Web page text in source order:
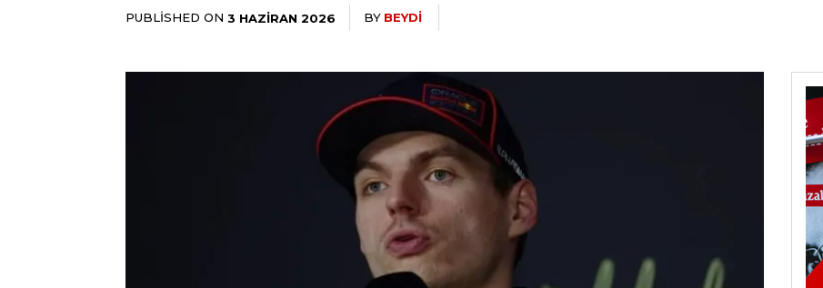
PUBLISHED ON 3 HAZIRAN 2026 BY BEYDI